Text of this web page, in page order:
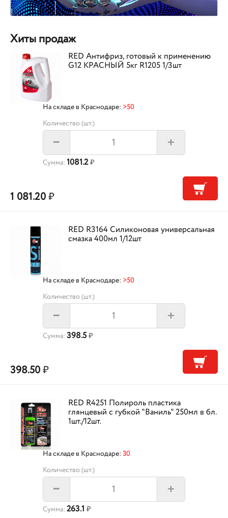
Хиты продаж
RED Антифриз, готовый к применению
G12 КРАСНЫЙ 5кг R1205 1/3шт
На складе в Краснодаре: >50
Количество (шт.)
– +
Сумма: 1081.2₽
1 081.20₽
RED R3164 Силиконовая универсальная
смазка 400мл 1/12шт
На складе в Краснодаре: >50
Количество (шт.)
– +
Сумма: 398.5 ₽
398.50₽
RED R4251 Полироль пластика
глянцевый с губкой "Ваниль" 250мл в бл.
1шт./12шт.
На складе в Краснодаре: 30
Количество (шт.)
– +
Сумма: 263.1 ₽